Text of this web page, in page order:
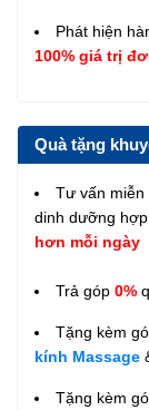
Phát hiện
100% giá trị
Quà tặng
Tư vấn miễn
dinh dưỡng
hơn mỗi ngày
Trả góp 0%
Tặng kèm
kính Massage
Tặng kèm